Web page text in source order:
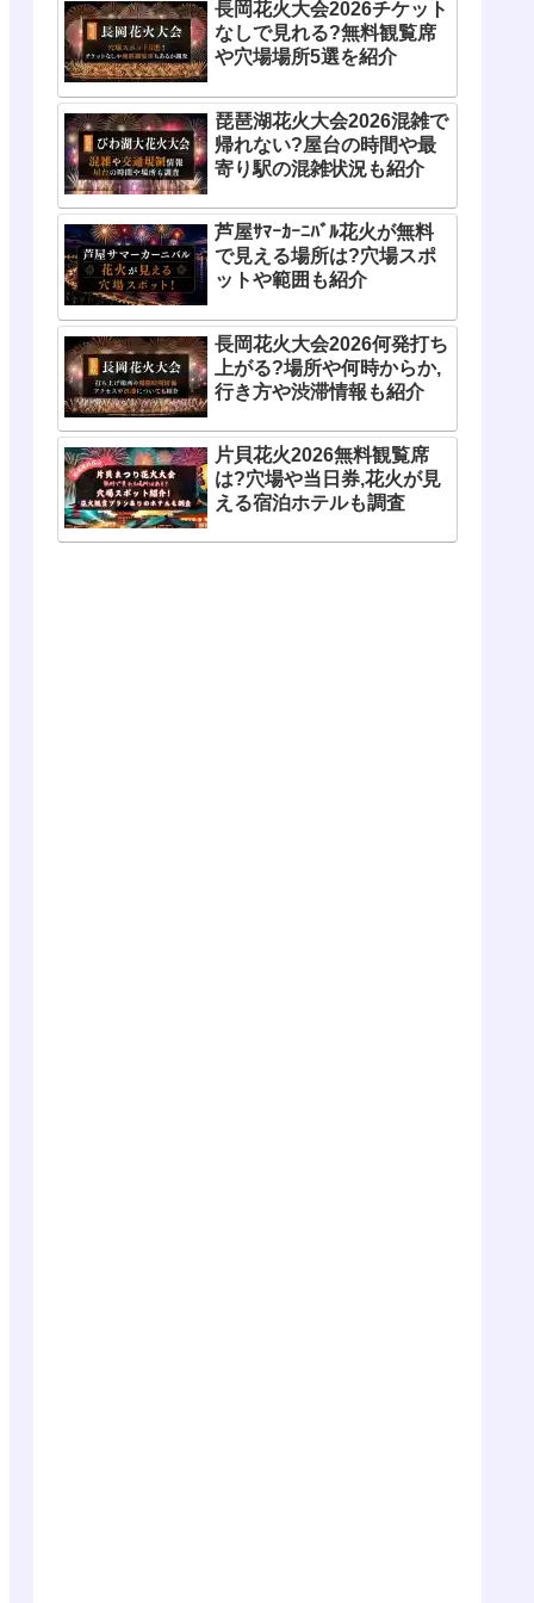
長岡花火大会2026チケット
なしで見れる?無料観覧席
や穴場場所5選を紹介
琵琶湖花火大会2026混雑で
帰れない?屋台の時間や最
寄り駅の混雑状況も紹介
芦屋ｻﾏｰｶｰﾆﾊﾞﾙ花火が無料
で見える場所は?穴場スポ
ットや範囲も紹介
長岡花火大会2026何発打ち
上がる?場所や何時からか,
行き方や渋滞情報も紹介
片貝花火2026無料観覧席
は?穴場や当日券,花火が見
える宿泊ホテルも調査